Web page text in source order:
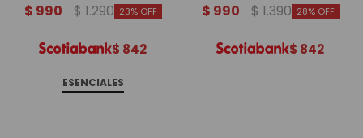
$ 990 $1.290 23
$ 842
ESENCIALES
$ 990 $1.390 28
$ 842